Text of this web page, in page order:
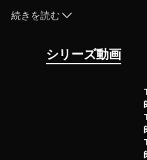
郎。
彼らの世代を超えた貴重
カバー攻略で使用するル
各フィールドに対するカ
続きを読む
シリーズ動画